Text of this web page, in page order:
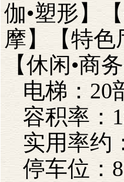
伽•塑形】
摩】【特
【休闲•商
电梯：20
容积率：
实用率约
停车位：